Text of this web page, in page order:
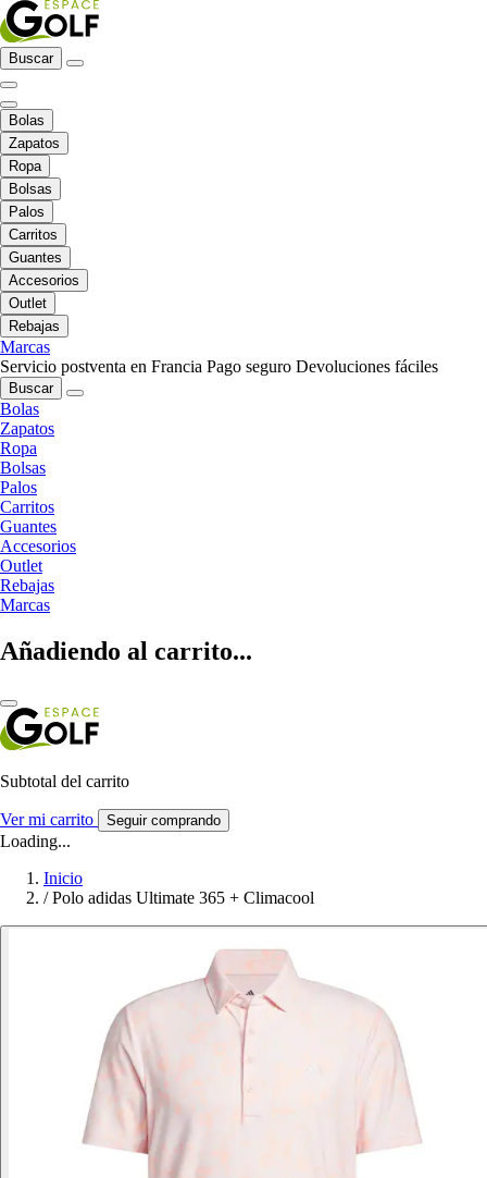
Buscar
Bolas
Zapatos
Ropa
Bolsas
Palos
Carritos
Guantes
Accesorios
Outlet
Rebajas
Marcas
Servicio postventa en Francia Pago seguro Devoluciones fáciles
Buscar
Bolas
Zapatos
Ropa
Bolsas
Palos
Carritos
Guantes
Accesorios
Outlet
Rebajas
Marcas
Añadiendo al carrito...
Subtotal del carrito
Ver mi carrito Seguir comprando
Loading...
Inicio
/ Polo adidas Ultimate 365 + Climacool